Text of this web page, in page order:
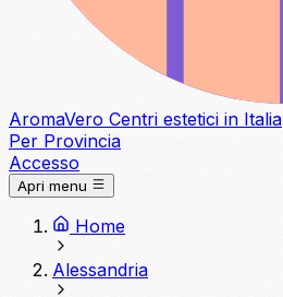
AromaVero Centri estetici in Italia
Per Provincia
Accesso
Apri menu
Home
Alessandria